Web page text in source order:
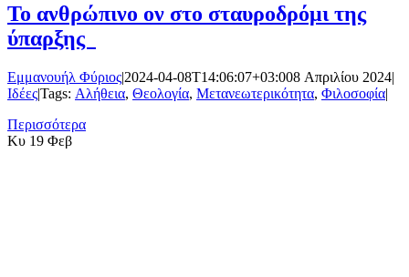
Το ανθρώπινο ον στο σταυροδρόμι της
ύπαρξης
Εμμανουήλ Φύριος|2024-04-08T14:06:07+03:008 Απριλίου 2024|
Ιδέες|Tags: Αλήθεια, Θεολογία, Μετανεωτερικότητα, Φιλοσοφία|
Περισσότερα
Κυ 19 Φεβ